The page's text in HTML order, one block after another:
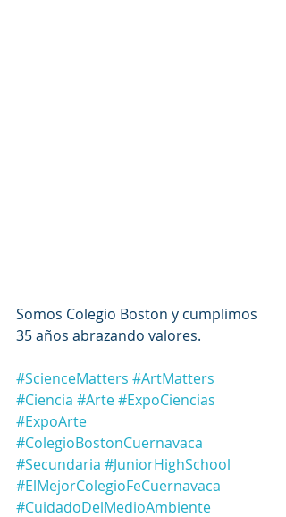
Somos Colegio Boston y cumplimos
35 años abrazando valores.
#ScienceMatters #ArtMatters
#Ciencia #Arte#ExpoCiencias
#ExpoArte
#ColegioBostonCuernavaca
#Secundaria #JuniorHighSchool
#ElMejorColegioFeCuernavaca
#CuidadoDelMedioAmbiente